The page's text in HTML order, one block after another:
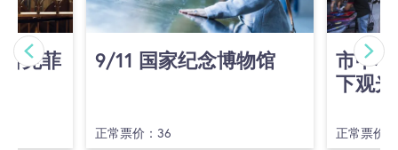
艺术不受时间束缚——在这场难忘的体验中，它被生动地呈
现出来。
克菲 9/​11 国家纪念博物馆
正常票价：36
市中
下观
正常票价